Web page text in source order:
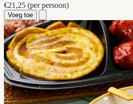
€21,25 (per persoon)
Voeg toe